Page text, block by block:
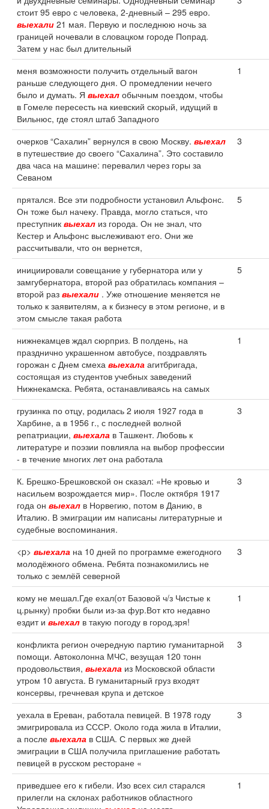
стоит 95 евро с человека, 2-дневный – 295 евро.
выехали 21 мая. Первую и последнюю ночь за
границей ночевали в словацком городе Попрад.
Затем у нас был длительный
меня возможности получить отдельный вагон
раньше следующего дня. О промедлении нечего
было и думать. Я выехал обычным поездом, чтобы
в Гомеле пересесть на киевский скорый, идущий в
Вильнюс, где стоял штаб Западного
1
очерков “Сахалин” вернулся в свою Москву. выехал
в путешествие до своего “Сахалина”. Это составило
два часа на машине: перевалил через горы за
Севаном
3
прятался. Все эти подробности установил Альфонс.
Он тоже был начеку. Правда, могло статься, что
преступник выехал из города. Он не знал, что
Кестер и Альфонс выслеживают его. Они же
рассчитывали, что он вернется,
5
инициировали совещание у губернатора или у
замгубернатора, второй раз обратилась компания –
второй раз выехали . Уже отношение меняется не
только к заявителям, а к бизнесу в этом регионе, и в
этом смысле такая работа
5
нижнекамцев ждал сюрприз. В полдень, на
празднично украшенном автобусе, поздравлять
горожан с Днем смеха выехала агитбригада,
состоящая из студентов учебных заведений
Нижнекамска. Ребята, останавливаясь на самых
1
грузинка по отцу, родилась 2 июля 1927 года в
Харбине, а в 1956 г., с последней волной
репатриации, выехала в Ташкент. Любовь к
литературе и поэзии повлияла на выбор профессии
- в течение многих лет она работала
3
К. Брешко-Брешковской он сказал: «Не кровью и
насильем возрождается мир». После октября 1917
года он выехал в Норвегию, потом в Данию, в
Италию. В эмиграции им написаны литературные и
судебные воспоминания.
3
<p> выехала на 10 дней по программе ежегодного
молодёжного обмена. Ребята познакомились не
только с землёй северной
3
кому не мешал.Где ехал(от Базовой ч/з Чистые к
ц.рынку) пробки были из-за фур.Вот кто недавно
ездит и выехал в такую погоду в город,зря!
1
конфликта регион очередную партию гуманитарной
помощи. Автоколонна МЧС, везущая 120 тонн
продовольствия, выехала из Московской области
утром 10 августа. В гуманитарный груз входят
консервы, гречневая крупа и детское
3
уехала в Ереван, работала певицей. В 1978 году
эмигрировала из СССР. Около года жила в Италии,
а после выехала в США. С первых же дней
эмиграции в США получила приглашение работать
певицей в русском ресторане «
3
приведшее его к гибели. Изо всех сил старался
прилегли на склонах работников областного
1